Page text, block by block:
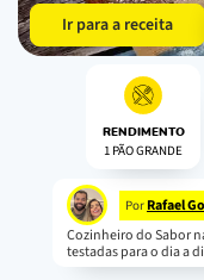
Ir para a receita
RENDIMENTO
1 PÃO GRANDE
Por Rafael
Cozinheiro do Sabor
testadas para o dia a